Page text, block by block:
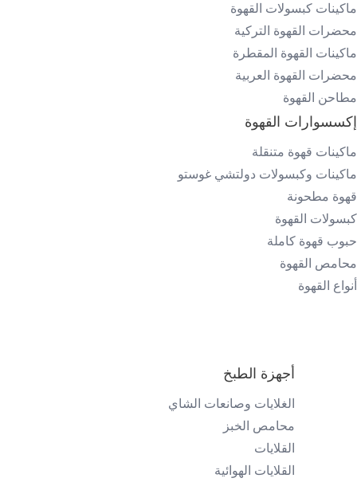
ماكينات كبسولات القهوة
محضرات القهوة التركية
ماكينات القهوة المقطرة
محضرات القهوة العربية
مطاحن القهوة
إكسسوارات القهوة
ماكينات قهوة متنقلة
ماكينات وكبسولات دولتشي غوستو
قهوة مطحونة
كبسولات القهوة
حبوب قهوة كاملة
محامص القهوة
أنواع القهوة
أجهزة الطبخ
الغلايات وصانعات الشاي
محامص الخبز
القلايات
القلايات الهوائية